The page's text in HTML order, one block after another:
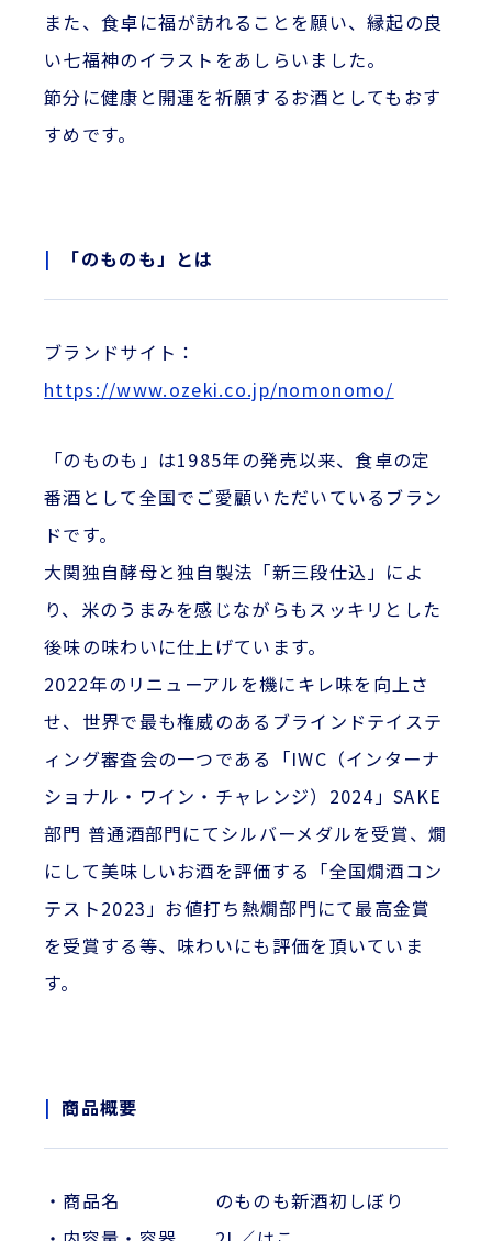
また、食卓に福が訪れることを願い、縁起の良
い七福神のイラストをあしらいました。
節分に健康と開運を祈願するお酒としてもおす
すめです。
「のものも」とは
ブランドサイト：
https://www.ozeki.co.jp/nomonomo/
「のものも」は1985年の発売以来、食卓の定
番酒として全国でご愛顧いただいているブラン
ドです。
大関独自酵母と独自製法「新三段仕込」によ
り、米のうまみを感じながらもスッキリとした
後味の味わいに仕上げています。
2022年のリニューアルを機にキレ味を向上さ
せ、世界で最も権威のあるブラインドテイステ
ィング審査会の一つである「IWC（インターナ
ショナル・ワイン・チャレンジ）2024」SAKE
部門 普通酒部門にてシルバーメダルを受賞、燗
にして美味しいお酒を評価する「全国燗酒コン
テスト2023」お値打ち熱燗部門にて最高金賞
を受賞する等、味わいにも評価を頂いていま
す。
商品概要
・商品名 のものも新酒初しぼり